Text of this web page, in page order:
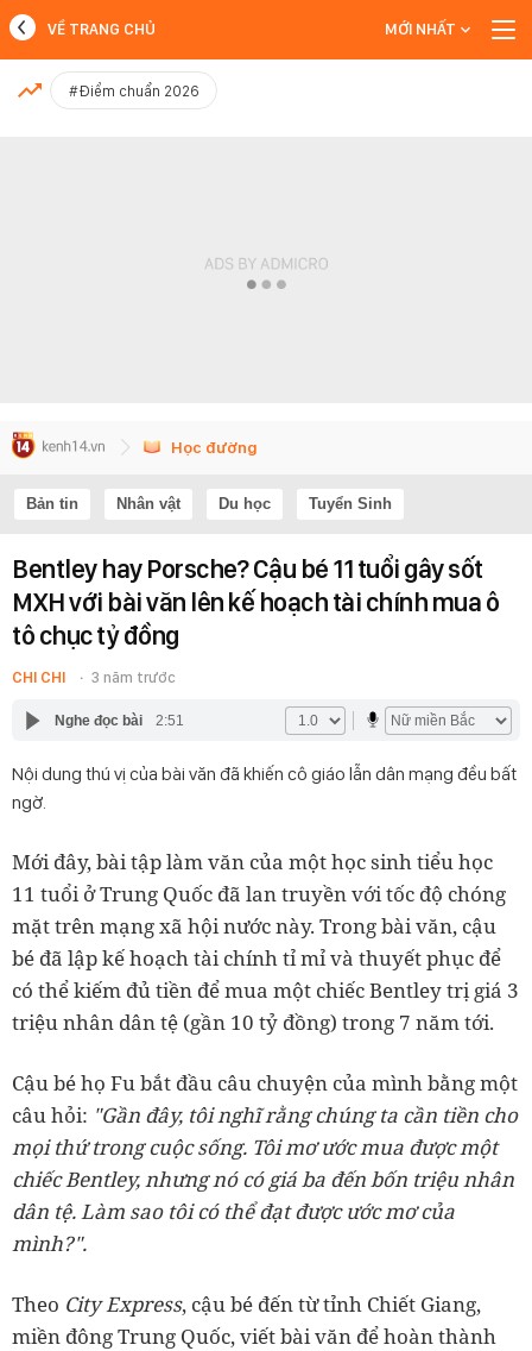
MỚI NHẤT
VỀ TRANG CHỦ MỚI NHẤT
#Điểm chuẩn 2026
Học đường
Bản tin Nhân vật Du học Tuyển Sinh
Bentley hay Porsche? Cậu bé 11 tuổi gây sốt
MXH với bài văn lên kế hoạch tài chính mua ô
tô chục tỷ đồng
CHI CHI 3 năm trước
Nghe đọc bài 2:51
Nội dung thú vị của bài văn đã khiến cô giáo lẫn dân mạng đều bất
ngờ.
Mới đây, bài tập làm văn của một học sinh tiểu học
11 tuổi ở Trung Quốc đã lan truyền với tốc độ chóng
mặt trên mạng xã hội nước này. Trong bài văn, cậu
bé đã lập kế hoạch tài chính tỉ mỉ và thuyết phục để
có thể kiếm đủ tiền để mua một chiếc Bentley trị giá 3
triệu nhân dân tệ (gần 10 tỷ đồng) trong 7 năm tới.
Cậu bé họ Fu bắt đầu câu chuyện của mình bằng một
câu hỏi: "Gần đây, tôi nghĩ rằng chúng ta cần tiền cho
mọi thứ trong cuộc sống. Tôi mơ ước mua được một
chiếc Bentley, nhưng nó có giá ba đến bốn triệu nhân
dân tệ. Làm sao tôi có thể đạt được ước mơ của
mình?".
Theo City Express, cậu bé đến từ tỉnh Chiết Giang,
miền đông Trung Quốc, viết bài văn để hoàn thành